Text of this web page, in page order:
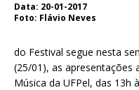
Data: 20-01-2017
Foto: Flávio Neves
do Festival segue nesta
(25/01), as apresentações
Música da UFPel, das 13h